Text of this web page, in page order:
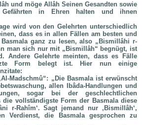
und möge Allâh Seinen Gesandten sowie
in Ehren halten und ihnen
wird von den Gelehrten unterschiedlich
dass es in allen Fällen am besten und
ganz zu lesen, also „Bismillâhi r-
man sich nur mit „Bismillâh“ begnügt, ist
Andere Gelehrte meinten, dass es Fälle
Form belegt ist. Hier nun einige
Madschmû“: „Die Basmala ist erwünscht
allen Ibâda-Handlungen und
sogar bei der geschlechtlichen
die vollständigste Form der Basmala diese
r-Rahîm‘. Sagt jemand nur ‚Bismillâh‘,
Verdienst, die Basmala gesprochen zu